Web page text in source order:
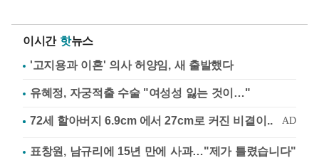
이시간 핫뉴스
'고지용과 이혼' 의사 허양임, 새 출발했다
유혜정, 자궁적출 수술 "여성성 잃는 것이…"
표창원, 남규리에 15년 만에 사과…"제가 틀렸습니다"